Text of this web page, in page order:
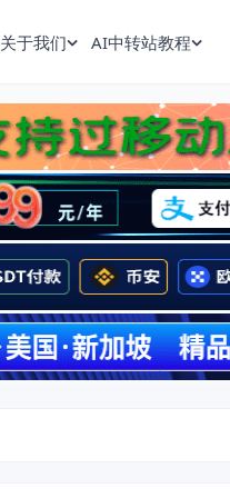
关于我们 AI中转站教程